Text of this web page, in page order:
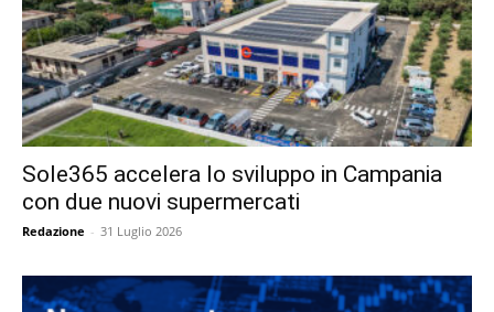
Sole365 accelera lo sviluppo in Campania
con due nuovi supermercati
Redazione - 31 Luglio 2026